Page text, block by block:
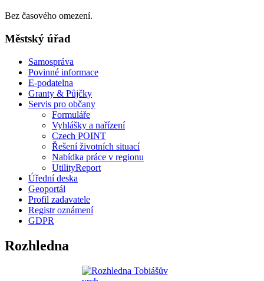
Bez časového omezení.
Městský úřad
Samospráva
Povinné informace
E-podatelna
Granty & Půjčky
Servis pro občany
Formuláře
Vyhlášky a nařízení
Czech POINT
Řešení životních situací
Nabídka práce v regionu
UtilityReport
Úřední deska
Geoportál
Profil zadavatele
Registr oznámení
GDPR
Rozhledna